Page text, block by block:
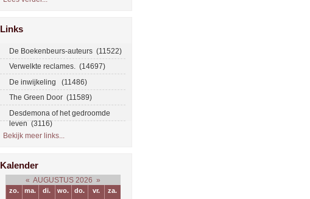
Links
De Boekenbeurs-auteurs (11522)
Verwelkte reclames. (14697)
De inwijkeling (11486)
The Green Door (11589)
Desdemona of het gedroomde
leven (3116)
Bekijk meer links...
Kalender
« AUGUSTUS 2026 »
zo. ma. di. wo. do. vr. za.